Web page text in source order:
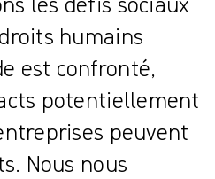
humains
est confronté,
potentiellement
peuvent
Nous nous